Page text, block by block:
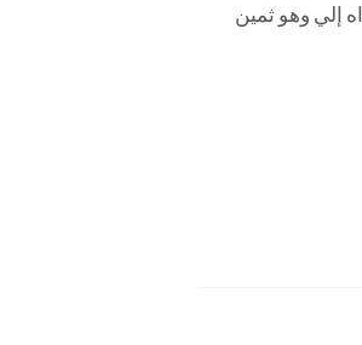
إلي وهو ثمين